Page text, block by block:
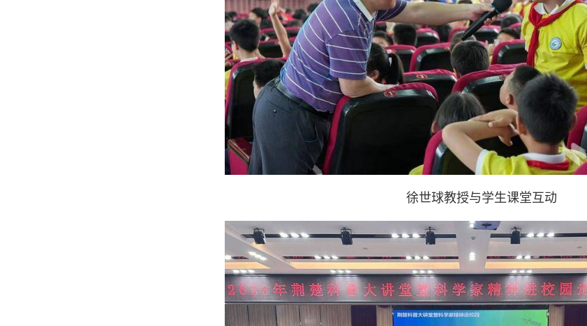
徐世球教授与学生课堂互动